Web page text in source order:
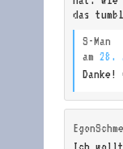
das
S-Man
am 28.